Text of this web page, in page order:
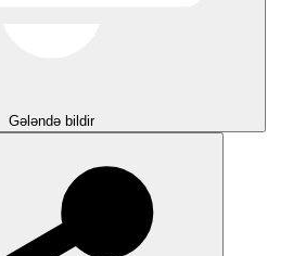
Gələndə bildir